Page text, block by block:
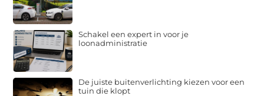
Schakel een expert in voor je
loonadministratie
De juiste buitenverlichting kiezen voor een
tuin die klopt